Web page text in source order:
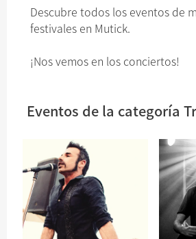
Descubre todos los eventos de
festivales en Mutick.
¡Nos vemos en los conciertos!
Eventos de la categoría